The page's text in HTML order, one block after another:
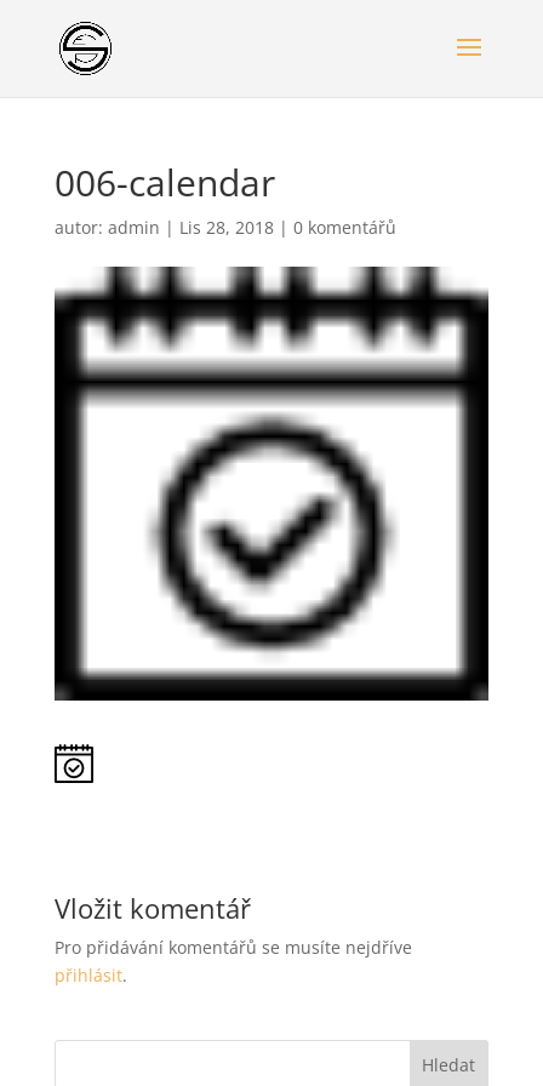
006-calendar
autor: admin | Lis 28, 2018| 0 komentářů
Vložit komentář
Pro přidávání komentářů se musíte nejdříve
přihlásit.